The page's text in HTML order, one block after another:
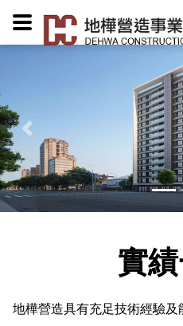
實
地樺營造具有充足技術經驗